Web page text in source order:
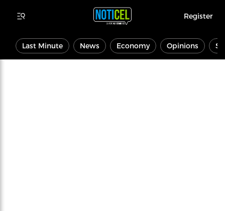
Register
Last Minute News Economy Opinions